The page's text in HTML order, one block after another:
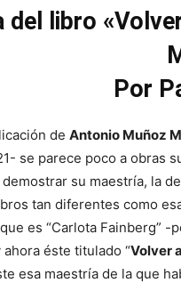
del libro
Por
de Antonio Muñoz
se parece poco a obras
su maestría, la
tan diferentes como
es “Carlota Fainberg” -
éste titulado “Volver
esa maestría de la que